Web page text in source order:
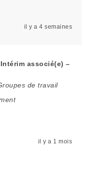
il y a 4 semaines
associé(e) –
de travail
il y a 1 mois